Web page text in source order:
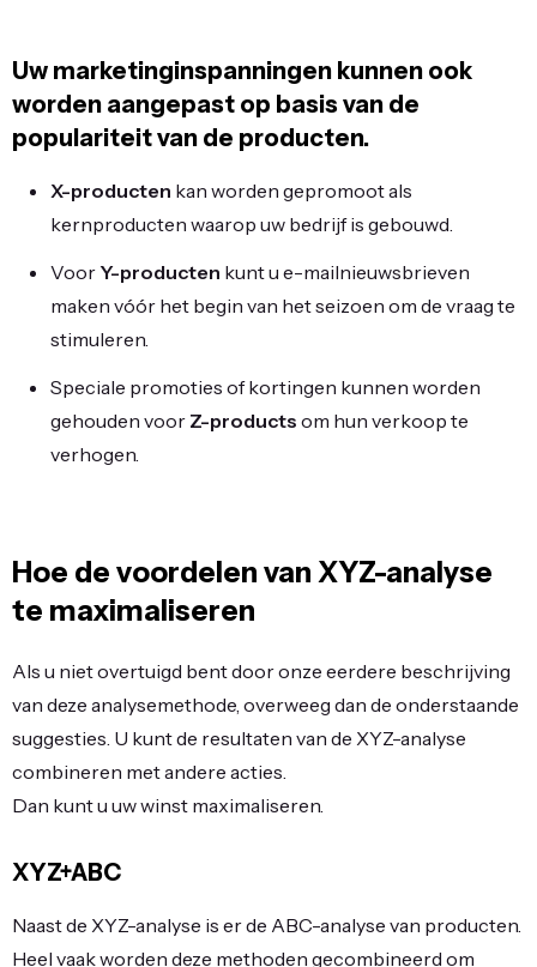
Uw marketinginspanningen kunnen ook
worden aangepast op basis van de
populariteit van de producten.
X-producten kan worden gepromoot als
kernproducten waarop uw bedrijf is gebouwd.
Voor Y-producten kunt u e-mailnieuwsbrieven
maken vóór het begin van het seizoen om de vraag te
stimuleren.
Speciale promoties of kortingen kunnen worden
gehouden voor Z-products om hun verkoop te
verhogen.
Hoe de voordelen van XYZ-analyse
te maximaliseren
Als u niet overtuigd bent door onze eerdere beschrijving
van deze analysemethode, overweeg dan de onderstaande
suggesties. U kunt de resultaten van de XYZ-analyse
combineren met andere acties.
Dan kunt u uw winst maximaliseren.
XYZ+ABC
Naast de XYZ-analyse is er de ABC-analyse van producten.
Heel vaak worden deze methoden gecombineerd om